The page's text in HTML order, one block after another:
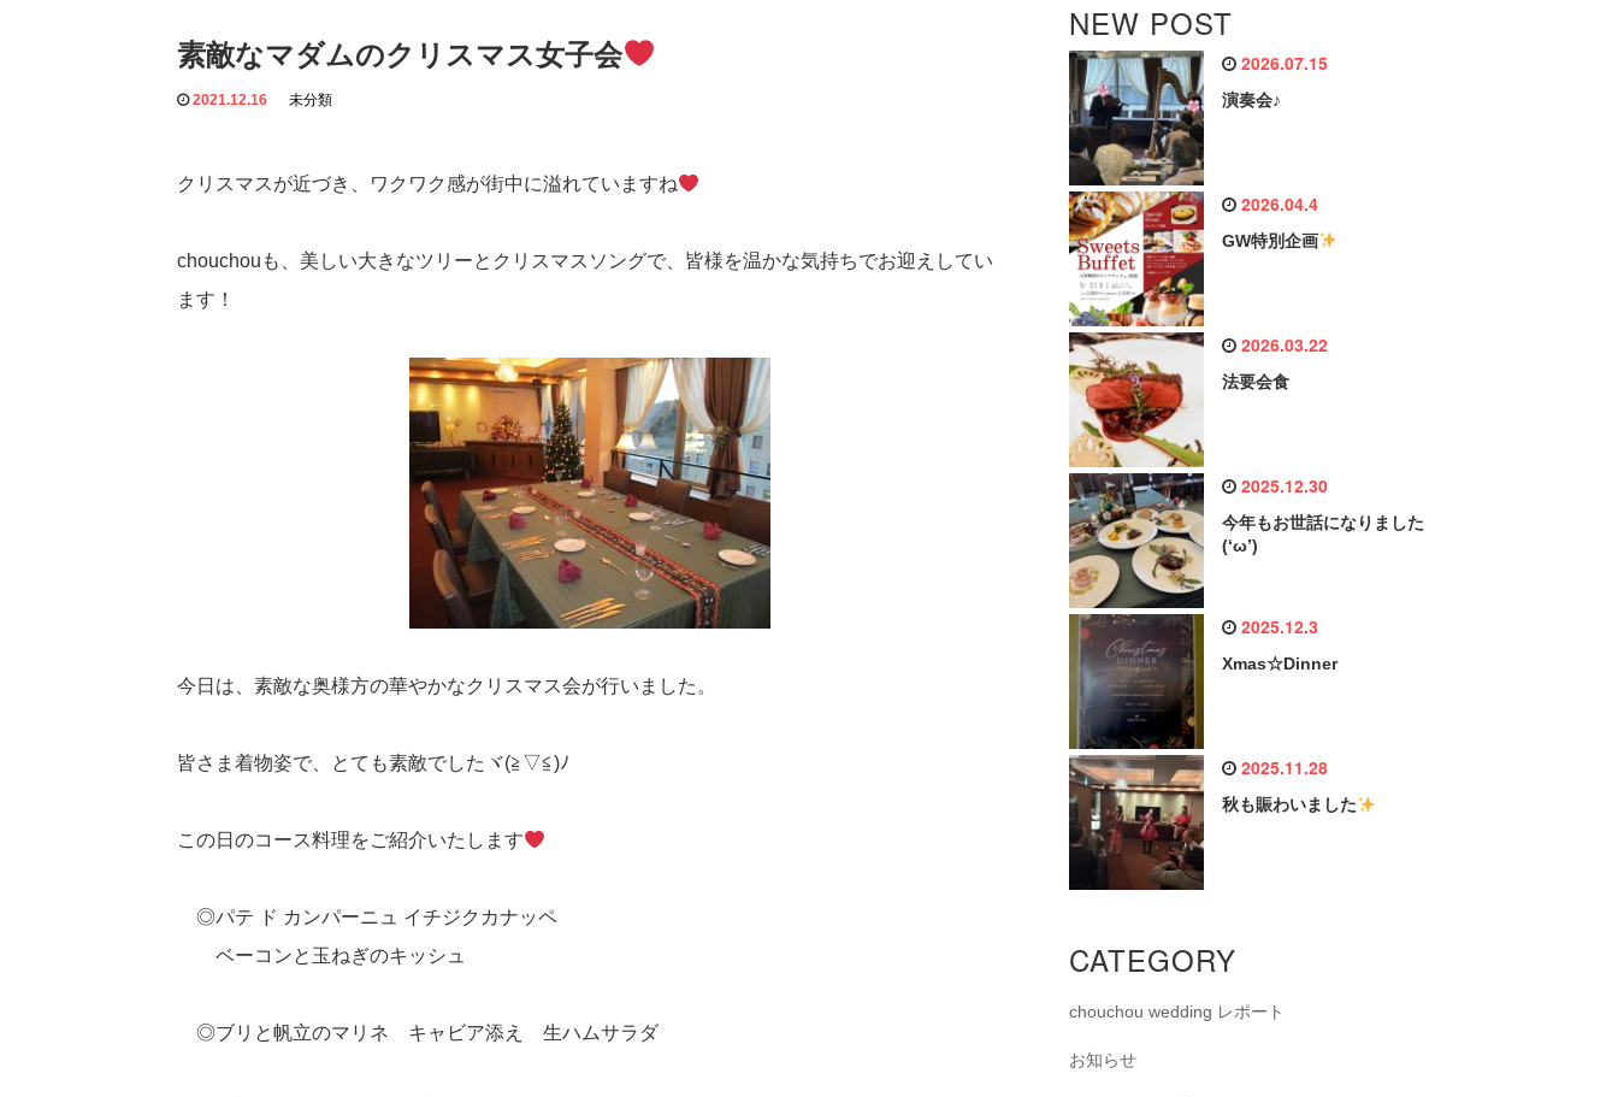
素敵なマダムのクリスマス女子会
2021.12.16 未分類
クリスマスが近づき、ワクワク感が街中に溢れていますね
chouchouも、美しい大きなツリーとクリスマスソングで、皆様を温かな気持ちでお迎えしてい
ます！
今日は、素敵な奥様方の華やかなクリスマス会が行いました。
皆さま着物姿で、とても素敵でしたヾ(≧▽≦)ﾉ
この日のコース料理をご紹介いたします
◎パテ ド カンパーニュ イチジクカナッペ
ベーコンと玉ねぎのキッシュ
◎ブリと帆立のマリネ キャビア添え 生ハムサラダ
NEW POST
2026.07.15
演奏会♪
2026.04.4
GW特別企画
2026.03.22
法要会食
2025.12.30
今年もお世話になりました
(‘ω’)
2025.12.3
Xmas☆Dinner
2025.11.28
秋も賑わいました
CATEGORY
chouchou wedding レポート
お知らせ